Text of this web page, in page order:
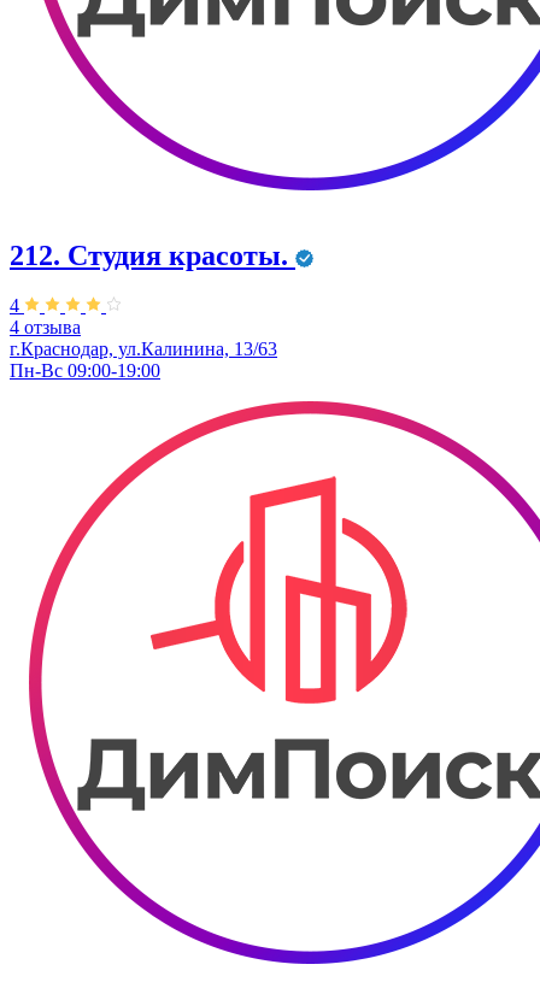
212. Студия красоты.
4
4 отзыва
г.Краснодар, ул.Калинина, 13/63
Пн-Вс 09:00-19:00